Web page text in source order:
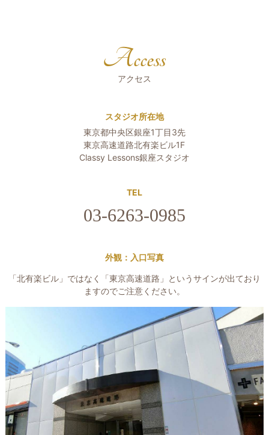
Access
アクセス
スタジオ所在地
東京都中央区銀座1丁目3先
東京高速道路北有楽ビル1F
Classy Lessons銀座スタジオ
TEL
03-6263-0985
外観：入口写真
「北有楽ビル」ではなく「東京高速道路」というサインが出ており
ますのでご注意ください。